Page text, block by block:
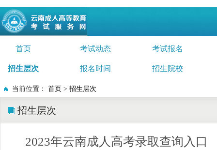
首页 考试动态 考试报名
招生层次 报名时间 招生院校
当前位置： 首页 > 招生层次
招生层次
2023年云南成人高考录取查询入口